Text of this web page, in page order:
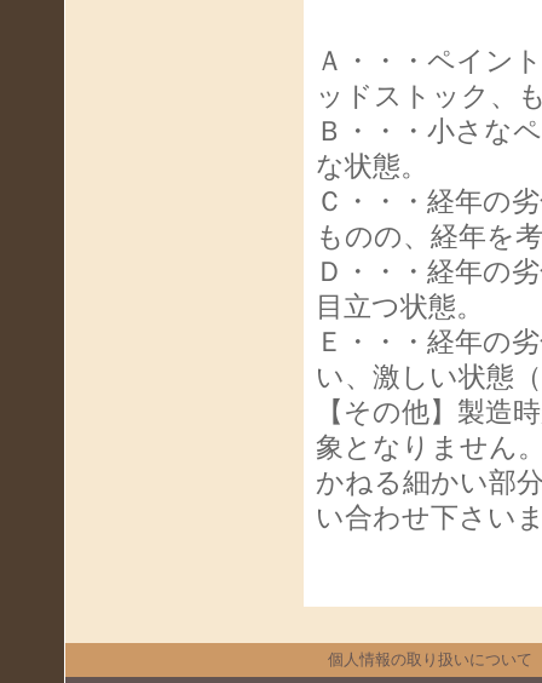
Ａ・・・ペイン
ッドストック、
Ｂ・・・小さな
な状態。
Ｃ・・・経年の
ものの、経年を
Ｄ・・・経年の
目立つ状態。
Ｅ・・・経年の
い、激しい状態
【その他】製造
象となりません
かねる細かい部
い合わせ下さい
個人情報の取り扱いについて